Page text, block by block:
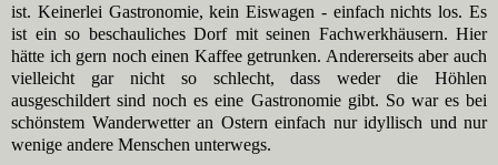
ist. Keinerlei Gastronomie, kein Eiswagen - einfach nichts los. Es
ist ein so beschauliches Dorf mit seinen Fachwerkhäusern. Hier
hätte ich gern noch einen Kaffee getrunken. Andererseits aber auch
vielleicht gar nicht so schlecht, dass weder die Höhlen
ausgeschildert sind noch es eine Gastronomie gibt. So war es bei
schönstem Wanderwetter an Ostern einfach nur idyllisch und nur
wenige andere Menschen unterwegs.